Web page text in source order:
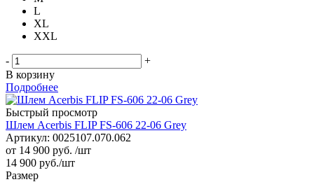
L
XL
XXL
-
+
В корзину
Подробнее
Быстрый просмотр
Шлем Acerbis FLIP FS-606 22-06 Grey
Артикул: 0025107.070.062
от 14 900 руб. /шт
14 900 руб./шт
Размер